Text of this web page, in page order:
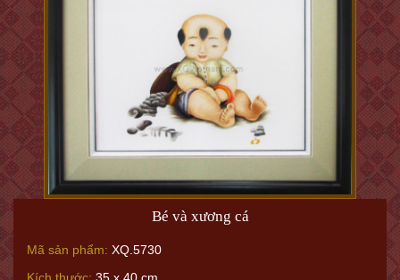
Bé và xương cá
Mã sản phẩm: XQ.5730